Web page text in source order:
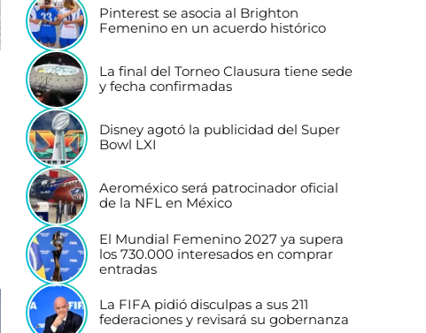
Pinterest se asocia al Brighton
Femenino en un acuerdo histórico
La final del Torneo Clausura tiene sede
y fecha confirmadas
Disney agotó la publicidad del Super
Bowl LXI
Aeroméxico será patrocinador oficial
de la NFL en México
El Mundial Femenino 2027 ya supera
los 730.000 interesados en comprar
entradas
La FIFA pidió disculpas a sus 211
federaciones y revisará su gobernanza